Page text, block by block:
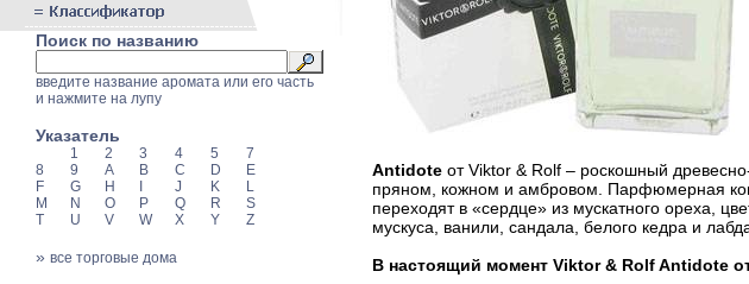
Поиск по названию
введите название аромата или его часть
и нажмите на лупу
Указатель
1 2 3 4 5
7
8
9 A B C D
E
F
G H J K
L
M
N O P Q R
S
T
U V W X Y Z
» все торговые дома
Antidote от Viktor & Rolf – роскошный
пряном, кожном и амбровом. Парфюмерная
переходят в «сердце» из мускатного ореха,
мускуса, ванили, сандала, белого кедра и
В настоящий момент Viktor & Rolf Antidote